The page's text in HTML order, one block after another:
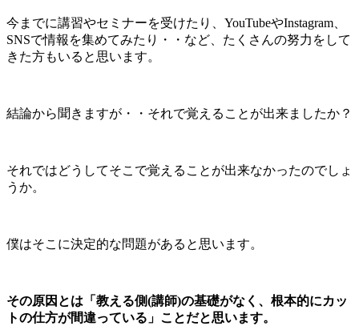
今までに講習やセミナーを受けたり、YouTubeやInstagram、
SNSで情報を集めてみたり・・など、たくさんの努力をして
きた方もいると思います。
結論から聞きますが・・それで覚えることが出来ましたか？
それではどうしてそこで覚えることが出来なかったのでしょ
うか。
僕はそこに決定的な問題があると思います。
その原因とは「教える側(講師)の基礎がなく、根本的にカッ
トの仕方が間違っている」ことだと思います。